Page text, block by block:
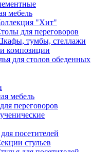
мебель
"Хит"
для переговоров
тумбы, стеллажи
композиции
для столов обеденных
мебель
переговоров
посетителей
стульев